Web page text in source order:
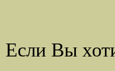
Если Вы